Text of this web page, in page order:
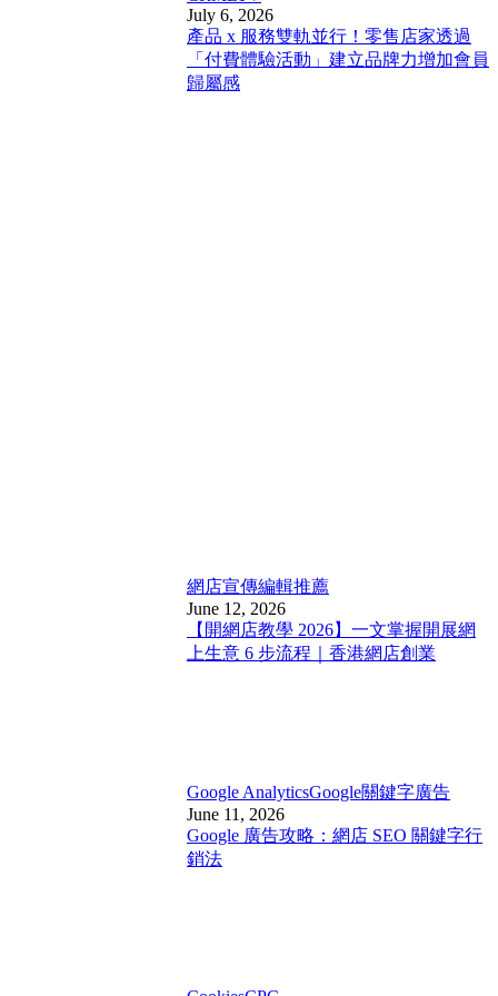
July 6, 2026
產品 x 服務雙軌並行！零售店家透過
「付費體驗活動」建立品牌力增加會員
歸屬感
網店宣傳編輯推薦
June 12, 2026
【開網店教學 2026】一文掌握開展網
上生意 6 步流程｜香港網店創業
Google AnalyticsGoogle關鍵字廣告
June 11, 2026
Google 廣告攻略：網店 SEO 關鍵字行
銷法